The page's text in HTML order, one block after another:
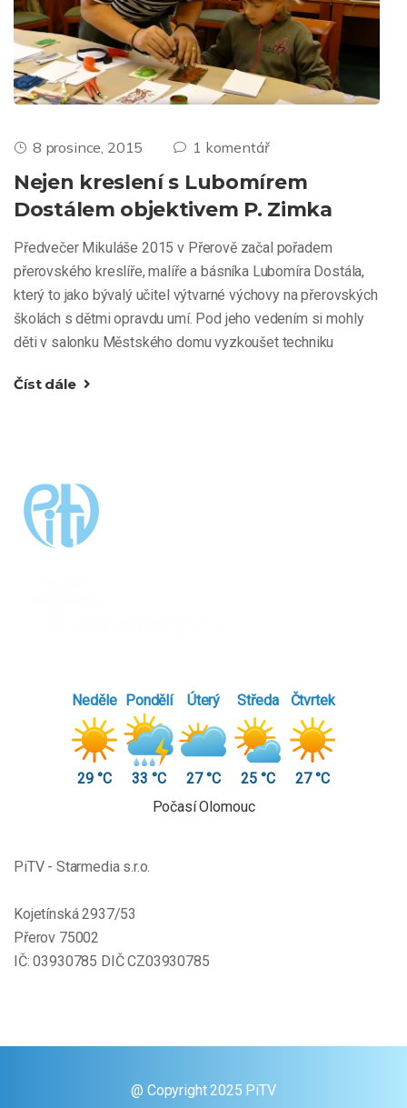
8 prosince, 2015 1 komentář
Nejen kreslení s Lubomírem
Dostálem objektivem P. Zimka
Předvečer Mikuláše 2015 v Přerově začal pořadem
přerovského kreslíře, malíře a básníka Lubomíra Dostála,
který to jako bývalý učitel výtvarné výchovy na přerovských
školách s dětmi opravdu umí. Pod jeho vedením si mohly
děti v salonku Městského domu vyzkoušet techniku
Číst dále
Neděle
29 °C
Pondělí
33 °C
Úterý
27 °C
Středa
25 °C
Čtvrtek
27 °C
Počasí Olomouc
PiTV - Starmedia s.r.o.
Kojetínská 2937/53
Přerov 75002
IČ: 03930785 DIČ CZ03930785
@ Copyright 2025 PiTV